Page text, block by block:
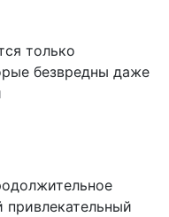
только
безвредны даже
привлекательный